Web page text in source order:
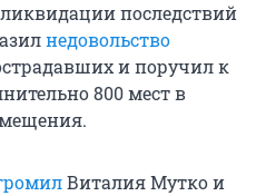
последствий
недовольство
и поручил к
800 мест в
Виталия Мутко и